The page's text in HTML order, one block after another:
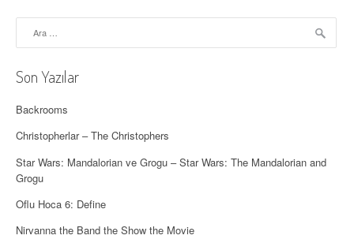
d
o
l
a
ş
ı
m
ı
Son Yazılar
Backrooms
Christopherlar – The Christophers
Star Wars: Mandalorian ve Grogu – Star Wars: The Mandalorian and
Grogu
Oflu Hoca 6: Define
Nirvanna the Band the Show the Movie